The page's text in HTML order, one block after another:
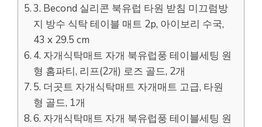
3. Becond 실리콘 북유럽 타원 받침 미끄럼방
지 방수 식탁 테이블 매트 2p, 아이보리 수국,
43 x 29.5 cm
4. 자개식탁매트 자개 북유럽풍 테이블세팅 원
형 홈파티, 리프(2개) 로즈 골드, 2개
5. 더곳트 자개식탁매트 자개매트 고급, 타원
형 골드, 1개
6. 자개식탁매트 자개 북유럽풍 테이블세팅 원